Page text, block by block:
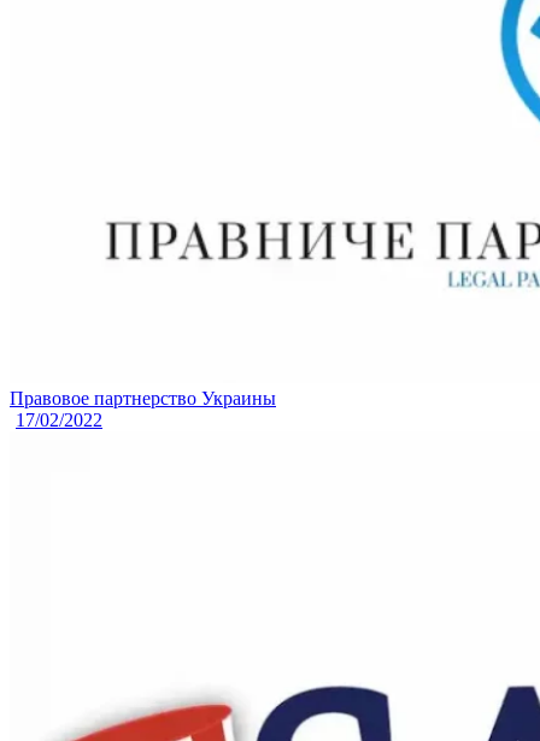
Правовое партнерство Украины
17/02/2022